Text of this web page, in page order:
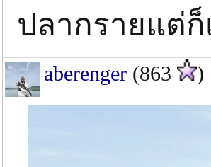
ปลากรายแต่
aberenger (863 )